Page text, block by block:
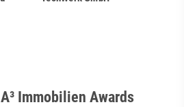
Immobilien Awards